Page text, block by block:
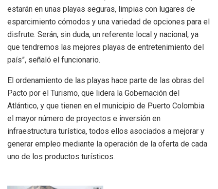
estarán en unas playas seguras, limpias con lugares de
esparcimiento cómodos y una variedad de opciones para el
disfrute. Serán, sin duda, un referente local y nacional, ya
que tendremos las mejores playas de entretenimiento del
país”, señaló el funcionario.
El ordenamiento de las playas hace parte de las obras del
Pacto por el Turismo, que lidera la Gobernación del
Atlántico, y que tienen en el municipio de Puerto Colombia
el mayor número de proyectos e inversión en
infraestructura turística, todos ellos asociados a mejorar y
generar empleo mediante la operación de la oferta de cada
uno de los productos turísticos.